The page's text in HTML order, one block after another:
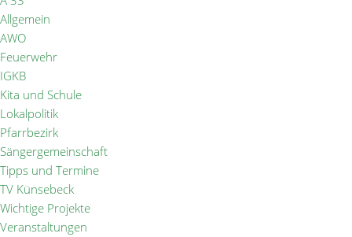
Allgemein
AWO
Feuerwehr
IGKB
Kita und Schule
Lokalpolitik
Pfarrbezirk
Sängergemeinschaft
Tipps und Termine
TV Künsebeck
Wichtige Projekte
Veranstaltungen